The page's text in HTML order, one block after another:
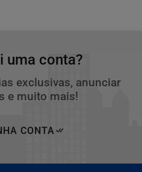
uma conta?
exclusivas, anunciar
e muito mais!
CONTA